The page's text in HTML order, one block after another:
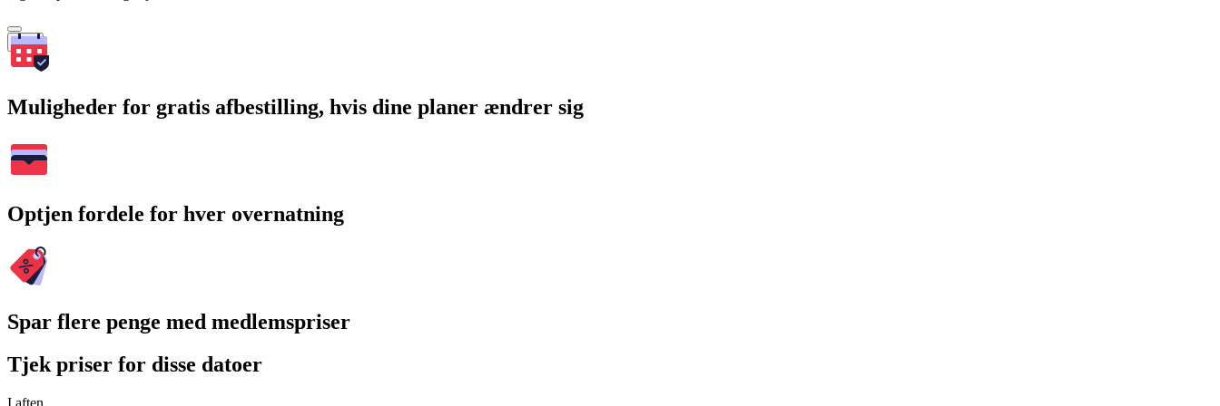
Søg
Muligheder for gratis afbestilling, hvis dine planer ændrer sig
Optjen fordele for hver overnatning
Spar flere penge med medlemspriser
Tjek priser for disse datoer